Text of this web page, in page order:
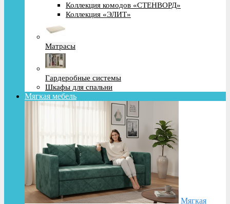
Коллекция комодов «СТЕНВОРД»
Коллекция «ЭЛИТ»
Матрасы
Гардеробные системы
Шкафы для спальни
Мягкая мебель
Мягкая